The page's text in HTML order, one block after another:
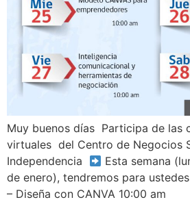
Muy buenos días Participa de las
virtuales ‍‍ del Centro de Negocios
Independencia
Esta semana
de enero), tendremos para
– Diseña con CANVA 10:00 am